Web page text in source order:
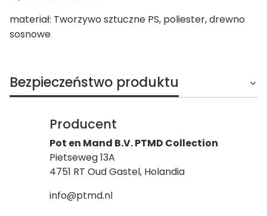
materiał: Tworzywo sztuczne PS, poliester, drewno
sosnowe
Bezpieczeństwo produktu
Producent
Pot en Mand B.V. PTMD Collection
Pietseweg 13A
4751 RT Oud Gastel, Holandia
info@ptmd.nl